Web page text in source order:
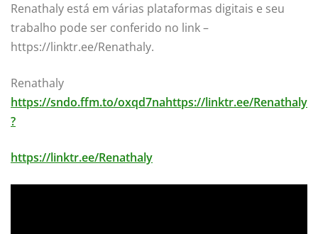
Renathaly está em várias plataformas digitais e seu
trabalho pode ser conferido no link –
https://linktr.ee/Renathaly.
Renathaly
https://sndo.ffm.to/oxqd7nahttps://linktr.ee/Renathaly
?
https://linktr.ee/Renathaly